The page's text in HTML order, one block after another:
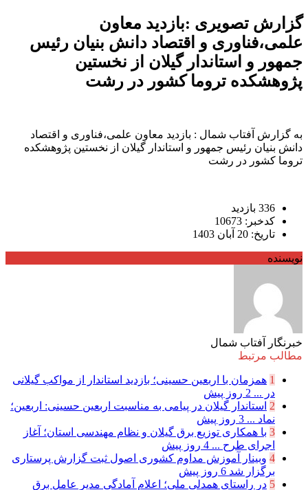
گزارش تصویری :بازدید معاون
علمی،فناوری و اقتصاد دانش بنیان رئیس
جمهور و استاندار گیلان از نخستین
پژوهشکده تروما کشور در رشت
به گزارش آفتاب شمال : بازدید معاون علمی،فناوری و اقتصاد
دانش بنیان رئیس جمهور و استاندار گیلان از نخستین پژوهشکده
تروما کشور در رشت
336 بازدید
کدخبر: 10673
تاریخ: 20 آبان 1403
نویسنده
خبرنگار آفتاب شمال
مطالب مرتبط
1 همزمان با اربعین حسینی؛ بازدید استاندار از مواکب گیلانی
در ... 2 روز پیش
2 استاندار گیلان در پیامی به مناسبت اربعین حسینی: اربعین؛
نماد ... 3 روز پیش
3 با همکاری توزیع برق گیلان و نظام مهندسی استان؛ آغاز
اجرای طرح ... 4 روز پیش
4 وبینار آموزش مداوم کشوری اصول ثبت گزارش پرستاری
برگزار شد 6 روز پیش
5 در راستای همدلی ملی؛ اعلام آمادگی مدیر عامل برق